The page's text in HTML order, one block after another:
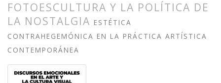
FOTOESCULTURA Y LA POLÍTICA DE
LA NOSTALGIA ESTÉTICA
CONTRAHEGEMÓNICA EN LA PRÁCTICA ARTÍSTICA
CONTEMPORÁNEA